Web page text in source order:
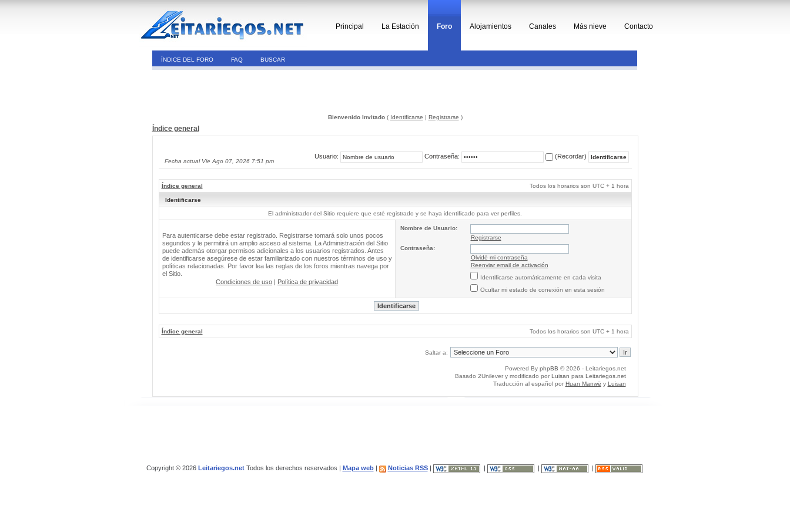
Principal La Estación Foro Alojamientos Canales Más nieve Contacto
ÍNDICE DEL FORO FAQ BUSCAR
Bienvenido Invitado( Identificarse | Registrarse )
Índice general
Fecha actual Vie Ago 07, 2026 7:51 pm
Usuario: Contraseña: (Recordar)
Índice general Todos los horarios son UTC + 1 hora
Identificarse
El administrador del Sitio requiere que esté registrado y se haya identificado para ver perfiles.
Para autenticarse debe estar registrado. Registrarse tomará solo unos pocos
segundos y le permitirá un amplio acceso al sistema. La Administración del Sitio
puede además otorgar permisos adicionales a los usuarios registrados. Antes
de identificarse asegúrese de estar familiarizado con nuestros términos de uso y
políticas relacionadas. Por favor lea las reglas de los foros mientras navega por
el Sitio.
Condiciones de uso | Política de privacidad
Nombre de Usuario:
Registrarse
Contraseña:
Olvidé mi contraseña
Reenviar email de activación
Identificarse automáticamente en cada visita
Ocultar mi estado de conexión en esta sesión
Índice general Todos los horarios son UTC + 1 hora
Saltar a:
Powered By phpBB © 2026 - Leitariegos.net
Basado 2Unilever y modificado por Luisan para Leitariegos.net
Traducción al español por Huan Manwë y Luisan
Copyright © 2026 Leitariegos.netTodos los derechos reservados | Mapa web| Noticias RSS|